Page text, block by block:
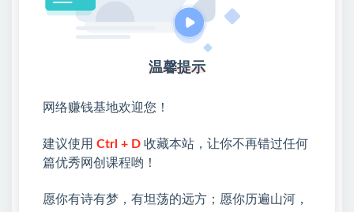
16.workbuddy项目预设1.mp4
17.workbuddy项目实操1.mp4
18.workbuddy项目实操研发2.mp4
19.项目调试和生成1.mp4
20.配置调试与生成2.mp4
温馨提示
网络赚钱基地欢迎您！
建议使用 Ctrl + D 收藏本站，让你不再错过任何
篇优秀网创课程哟！
愿你有诗有梦，有坦荡的远方；愿你历遍山河，